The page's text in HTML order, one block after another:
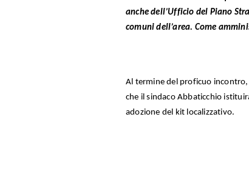
anche dell’Ufficio del Piano
comuni dell’area. Come
Al termine del proficuo
che il sindaco Abbaticchio
adozione del kit localizzativo.